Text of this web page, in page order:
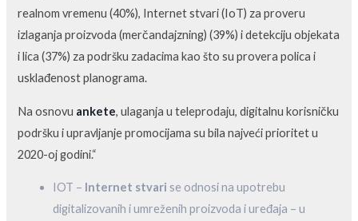
realnom vremenu (40%), Internet stvari (IoT) za proveru
izlaganja proizvoda (merčandajzning) (39%) i detekciju objekata
i lica (37%) za podršku zadacima kao što su provera polica i
usklađenost planograma.
Na osnovu ankete, ulaganja u teleprodaju, digitalnu korisničku
podršku i upravljanje promocijama su bila najveći prioritet u
2020-oj godini.“
IOT – Internet stvari se odnosi na upotrebu
digitalizovanih i umreženih proizvoda i uređaja – u